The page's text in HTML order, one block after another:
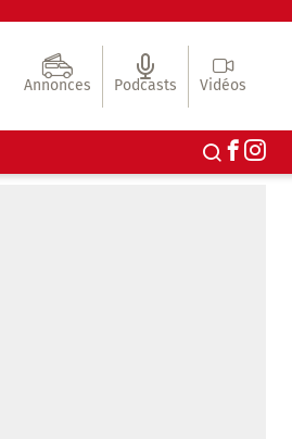
Annonces Podcasts Vidéos